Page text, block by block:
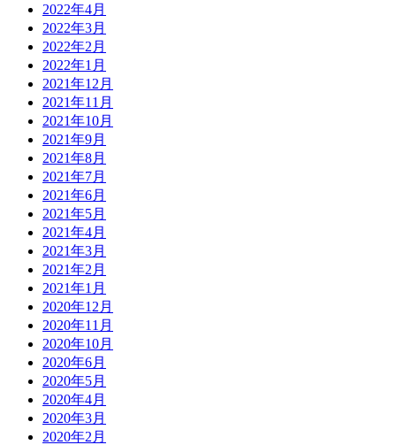
2022年4月
2022年3月
2022年2月
2022年1月
2021年12月
2021年11月
2021年10月
2021年9月
2021年8月
2021年7月
2021年6月
2021年5月
2021年4月
2021年3月
2021年2月
2021年1月
2020年12月
2020年11月
2020年10月
2020年6月
2020年5月
2020年4月
2020年3月
2020年2月